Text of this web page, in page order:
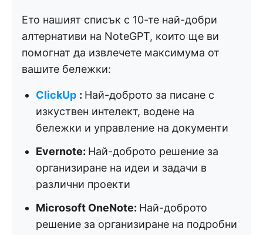
Ето нашият списък с 10-те най-добри
алтернативи на NoteGPT, които ще ви
помогнат да извлечете максимума от
вашите бележки:
ClickUp : Най-доброто за писане с
изкуствен интелект, водене на
бележки и управление на документи
Evernote: Най-доброто решение за
организиране на идеи и задачи в
различни проекти
Microsoft OneNote: Най-доброто
решение за организиране на подробни